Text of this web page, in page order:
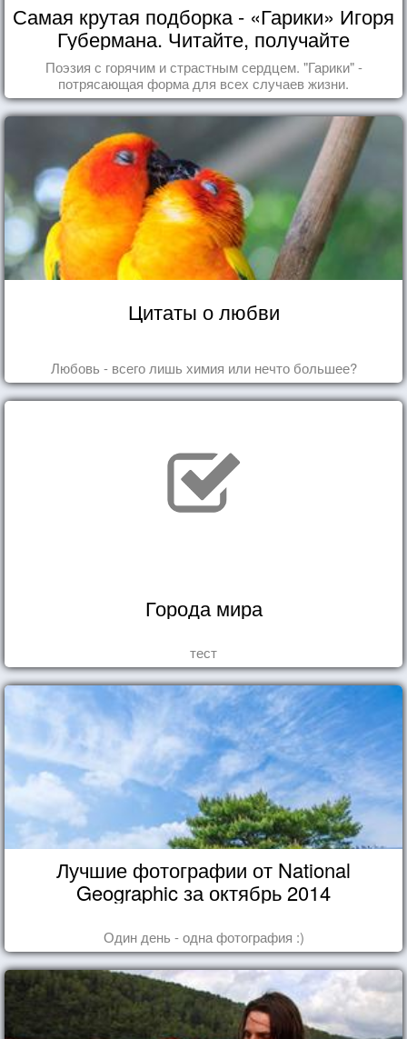
Самая крутая подборка - «Гарики» Игоря
Губермана. Читайте, получайте
удовольствие!
Поэзия с горячим и страстным сердцем. "Гарики" -
потрясающая форма для всех случаев жизни.
Цитаты о любви
Любовь - всего лишь химия или нечто большее?
Города мира
тест
Лучшие фотографии от National
Geographic за октябрь 2014
Один день - одна фотография :)